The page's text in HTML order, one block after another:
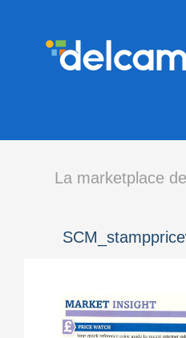
La marketplace